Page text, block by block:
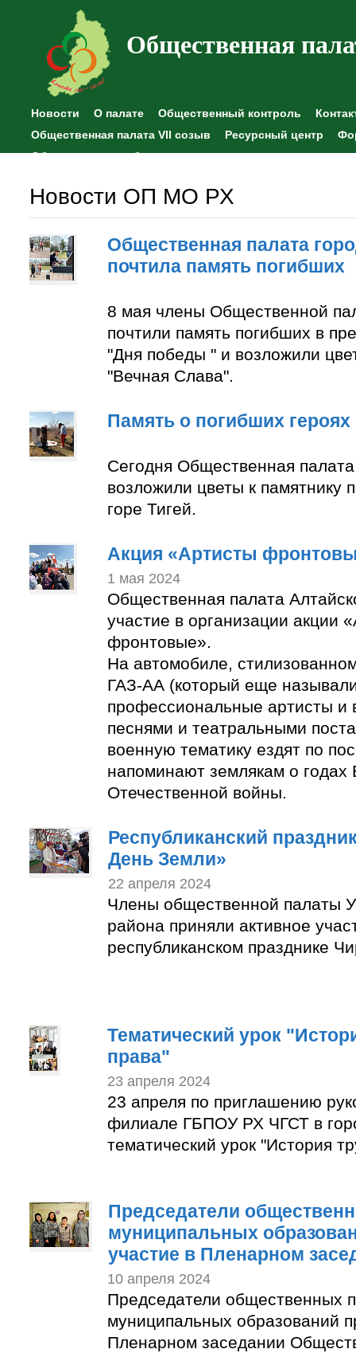
Общественная
Новости О палате Общественный контроль
Общественная палата VII созыв
Ресурсный центр
Общественные наблюдения
Новости ОП МО РХ
Общественная палата
почтила память погибших
8 мая члены Общественной
почтили память погибших в
"Дня победы " и возложили
"Вечная Слава".
Память о погибших героях
Сегодня Общественная
возложили цветы к памятнику
горе Тигей.
Акция «Артисты
1 мая 2024
Общественная палата
участие в организации акции
фронтовые».
На автомобиле,
ГАЗ-АА (который еще
профессиональные артисты и
песнями и театральными
военную тематику ездят по
напоминают землякам о годах
Отечественной войны.
Республиканский
День Земли»
22 апреля 2024
Члены общественной палаты
района приняли активное
республиканском празднике
Тематический урок
права"
23 апреля 2024
23 апреля по приглашению
филиале ГБПОУ РХ ЧГСТ в
тематический урок "История
Председатели
муниципальных
участие в Пленарном
10 апреля 2024
Председатели общественных
муниципальных образований
Пленарном заседании